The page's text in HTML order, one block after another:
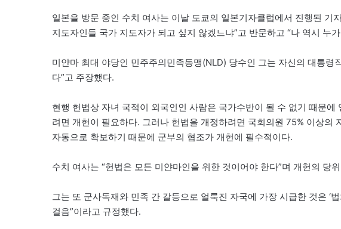
일본을 방문 중인 수치 여사는 이날 도쿄의 일본기자클럽에서 진행된 기
지도자인들 국가 지도자가 되고 싶지 않겠느냐”고 반문하고 “나 역시 누
미얀마 최대 야당인 민주주의민족동맹(NLD) 당수인 그는 자신의 대통령
다”고 주장했다.
현행 헌법상 자녀 국적이 외국인인 사람은 국가수반이 될 수 없기 때문
려면 개헌이 필요하다. 그러나 헌법을 개정하려면 국회의원 75% 이상의
자동으로 확보하기 때문에 군부의 협조가 개헌에 필수적이다.
수치 여사는 “헌법은 모든 미얀마인을 위한 것이어야 한다”며 개헌의 당
그는 또 군사독재와 민족 간 갈등으로 얼룩진 자국에 가장 시급한 것은 ‘
걸음”이라고 규정했다.